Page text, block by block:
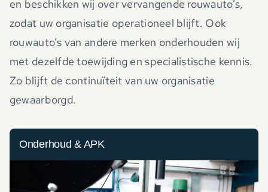
en beschikken wij over vervangende rouwauto’s,
zodat uw organisatie operationeel blijft. Ook
rouwauto’s van andere merken onderhouden wij
met dezelfde toewijding en specialistische kennis.
Zo blijft de continuïteit van uw organisatie
gewaarborgd.
Onderhoud & APK